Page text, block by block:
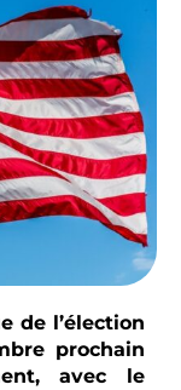
de l’élection
prochain
avec le